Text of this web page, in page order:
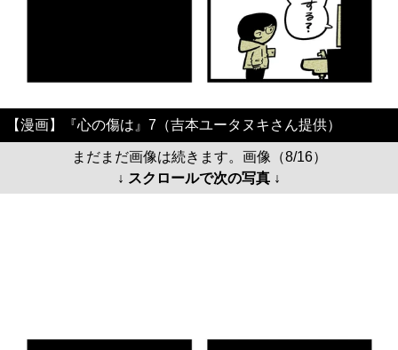
【漫画】『心の傷は』7（吉本ユータヌキさん提供）
まだまだ画像は続きます。画像（8/16）
↓ スクロールで次の写真 ↓